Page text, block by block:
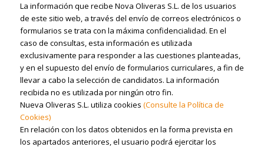
La información que recibe Nova Oliveras S.L. de los usuarios
de este sitio web, a través del envío de correos electrónicos o
formularios se trata con la máxima confidencialidad. En el
caso de consultas, esta información es utilizada
exclusivamente para responder a las cuestiones planteadas,
y en el supuesto del envío de formularios curriculares, a fin de
llevar a cabo la selección de candidatos. La información
recibida no es utilizada por ningún otro fin.
Nueva Oliveras S.L. utiliza cookies (Consulte la Política de
Cookies)
En relación con los datos obtenidos en la forma prevista en
los apartados anteriores, el usuario podrá ejercitar los